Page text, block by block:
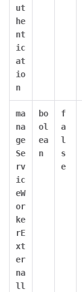
ut
he
nt
ic
at
io
n
ma
na
ge
Se
rv
ic
eW
or
ke
rE
xt
er
na
ll
bo
ol
ea
n
f
a
l
s
e